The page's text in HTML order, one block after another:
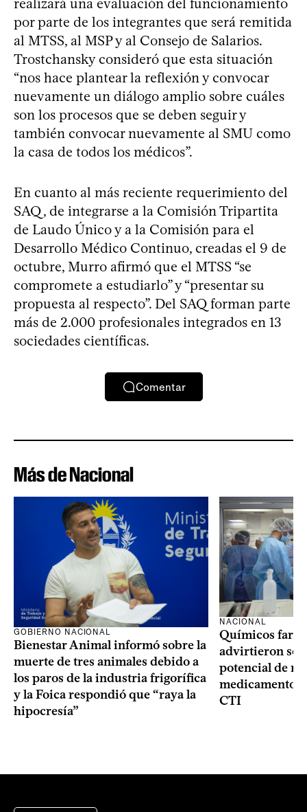
realizará una evaluación del funcionamiento
por parte de los integrantes que será remitida
al MTSS, al MSP y al Consejo de Salarios.
Trostchansky consideró que esta situación
“nos hace plantear la reflexión y convocar
nuevamente un diálogo amplio sobre cuáles
son los procesos que se deben seguir y
también convocar nuevamente al SMU como
la casa de todos los médicos”.
En cuanto al más reciente requerimiento del
SAQ, de integrarse a la Comisión Tripartita
de Laudo Único y a la Comisión para el
Desarrollo Médico Continuo, creadas el 9 de
octubre, Murro afirmó que el MTSS “se
compromete a estudiarlo” y “presentar su
propuesta al respecto”. Del SAQ forman parte
más de 2.000 profesionales integrados en 13
sociedades científicas.
Comentar
Más de Nacional
GOBIERNO NACIONAL
Bienestar Animal informó sobre la
muerte de tres animales debido a
los paros de la industria frigorífica
y la Foica respondió que “raya la
hipocresía”
NACIONAL
Químicos
advirtieron
potencial de
medicamentos
CTI